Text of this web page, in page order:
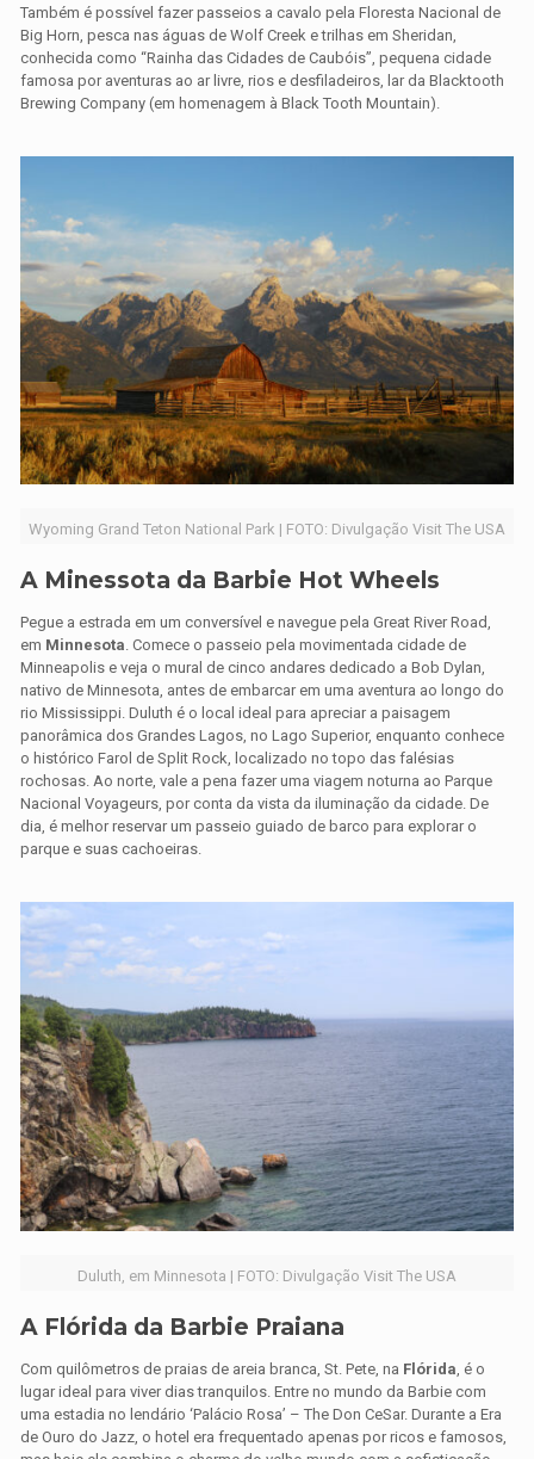
Também é possível fazer passeios a cavalo pela Floresta Nacional de
Big Horn, pesca nas águas de Wolf Creek e trilhas em Sheridan,
conhecida como “Rainha das Cidades de Caubóis”, pequena cidade
famosa por aventuras ao ar livre, rios e desfiladeiros, lar da Blacktooth
Brewing Company (em homenagem à Black Tooth Mountain).
Wyoming Grand Teton National Park | FOTO: Divulgação Visit The USA
A Minessota da Barbie Hot Wheels
Pegue a estrada em um conversível e navegue pela Great River Road,
em Minnesota. Comece o passeio pela movimentada cidade de
Minneapolis e veja o mural de cinco andares dedicado a Bob Dylan,
nativo de Minnesota, antes de embarcar em uma aventura ao longo do
rio Mississippi. Duluth é o local ideal para apreciar a paisagem
panorâmica dos Grandes Lagos, no Lago Superior, enquanto conhece
o histórico Farol de Split Rock, localizado no topo das falésias
rochosas. Ao norte, vale a pena fazer uma viagem noturna ao Parque
Nacional Voyageurs, por conta da vista da iluminação da cidade. De
dia, é melhor reservar um passeio guiado de barco para explorar o
parque e suas cachoeiras.
Duluth, em Minnesota | FOTO: Divulgação Visit The USA
A Flórida da Barbie Praiana
Com quilômetros de praias de areia branca, St. Pete, na Flórida, é o
lugar ideal para viver dias tranquilos. Entre no mundo da Barbie com
uma estadia no lendário ‘Palácio Rosa’ – The Don CeSar. Durante a Era
de Ouro do Jazz, o hotel era frequentado apenas por ricos e famosos,